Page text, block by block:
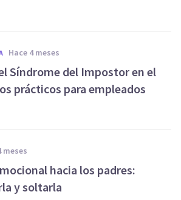
hace 4 meses
Síndrome del Impostor en el
prácticos para empleados
meses
hacia los padres:
y soltarla